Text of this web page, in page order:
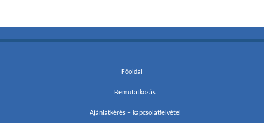
Főoldal
Bemutatkozás
Ajánlatkérés – kapcsolatfelvétel